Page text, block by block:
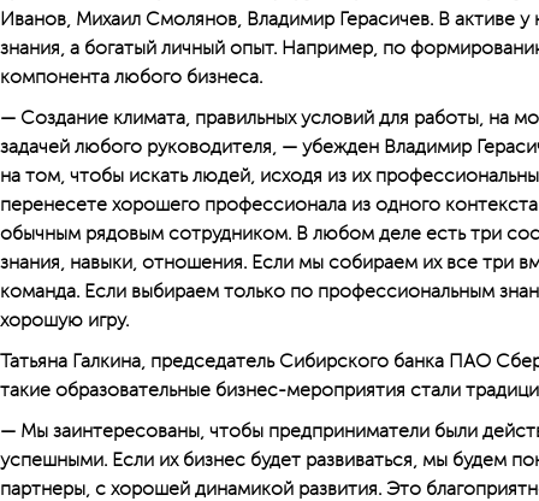
Иванов, Михаил Смолянов, Владимир Герасичев. В активе
знания, а богатый личный опыт. Например, по
компонента любого бизнеса.
— Создание климата, правильных условий для работы, на
задачей любого руководителя, — убежден Владимир
на том, чтобы искать людей, исходя из их
перенесете хорошего профессионала из одного
обычным рядовым сотрудником. В любом деле есть три
знания, навыки, отношения. Если мы собираем их все три
команда. Если выбираем только по профессиональным
хорошую игру.
Татьяна Галкина, председатель Сибирского банка ПАО
такие образовательные бизнес-мероприятия стали
— Мы заинтересованы, чтобы предприниматели были
успешными. Если их бизнес будет развиваться, мы будем
партнеры, с хорошей динамикой развития. Это